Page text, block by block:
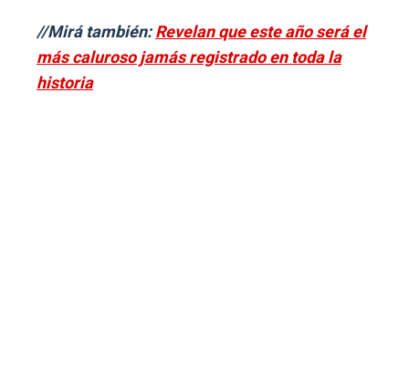
//Mirá también:Revelan que este año será el
más caluroso jamás registrado en toda la
historia